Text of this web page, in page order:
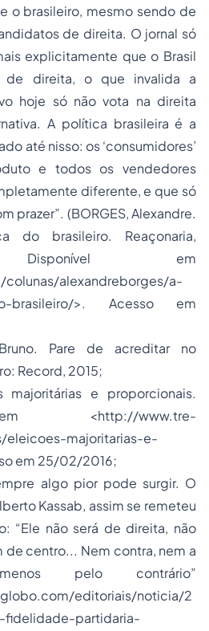
o brasileiro, mesmo sendo de
de direita. O jornal só
explicitamente que o Brasil
de direita, o que invalida a
hoje só não vota na direita
A política brasileira é a
até nisso: os ‘consumidores’
e todos os vendedores
diferente, e que só
prazer”. (BORGES, Alexandre.
do brasileiro. Reaçonaria,
Disponível em
alexandreborges/a-
brasileiro/>. Acesso em
Pare de acreditar no
Record, 2015;
majoritárias e proporcionais.
em <http://www.tre-
majoritarias-e-
em 25/02/2016;
algo pior pode surgir. O
Kassab, assim se remeteu
“Ele não será de direita, não
de centro... Nem contra, nem a
pelo contrário”
editoriais/noticia/2
partidaria-